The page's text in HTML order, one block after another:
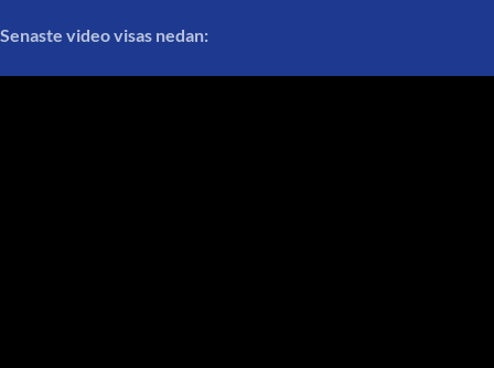
Senaste video visas nedan: